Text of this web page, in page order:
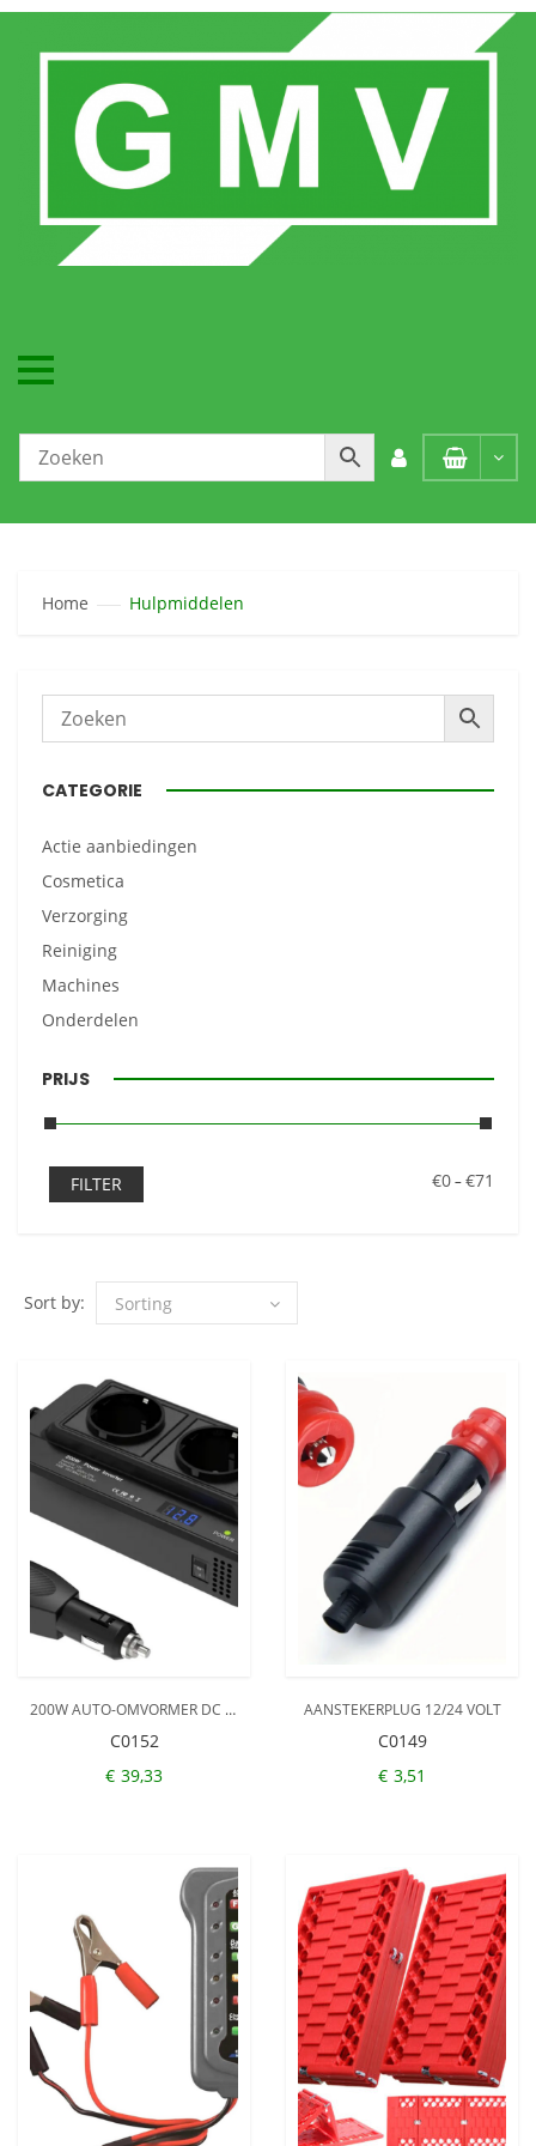
Home Hulpmiddelen
CATEGORIE
Actie aanbiedingen
Cosmetica
Verzorging
Reiniging
Machines
Onderdelen
PRIJS
FILTER €0–€71
Sort by:
200W AUTO-OMVORMER DC 12V NAAR AC 220V-OMVORMER MET 2 AC-STOPCONTACTEN 4 USB-POORTEN AAN/UIT-SCHAKELAAR VEILIGE BESCHERMING DRAAGBARE AUTOLADERADAPTER VOOR TELEFOON LAPTOP ELEKTRISCHE VERLICHTING VENTILATOREN
C0152
€ 39,33
AANSTEKERPLUG 12/24 VOLT
C0149
€ 3,51